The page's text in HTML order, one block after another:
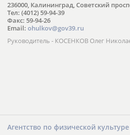
236000, Калининград, Советский
Тел: (4012) 59-94-39
Факс: 59-94-26
Email: ohulkov@gov39.ru
Руководитель - КОСЕНКОВ Олег
Агентство по физической